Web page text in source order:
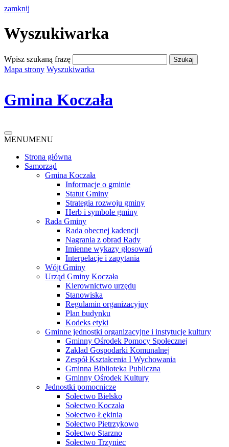
zamknij
Wyszukiwarka
Wpisz szukaną frazę
Mapa strony Wyszukiwarka
Gmina Koczała
MENUMENU
Strona główna
Samorząd
Gmina Koczała
Informacje o gminie
Statut Gminy
Strategia rozwoju gminy
Herb i symbole gminy
Rada Gminy
Rada obecnej kadencji
Nagrania z obrad Rady
Imienne wykazy głosowań
Interpelacje i zapytania
Wójt Gminy
Urząd Gminy Koczała
Kierownictwo urzędu
Stanowiska
Regulamin organizacyjny
Plan budynku
Kodeks etyki
Gminne jednostki organizacyjne i instytucje kultury
Gminny Ośrodek Pomocy Społecznej
Zakład Gospodarki Komunalnej
Zespół Kształcenia I Wychowania
Gminna Biblioteka Publiczna
Gminny Ośrodek Kultury
Jednostki pomocnicze
Sołectwo Bielsko
Sołectwo Koczała
Sołectwo Łękinia
Sołectwo Pietrzykowo
Sołectwo Starzno
Sołectwo Trzyniec